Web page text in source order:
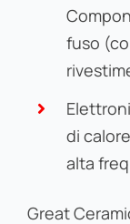
fuso
di
alta
Great